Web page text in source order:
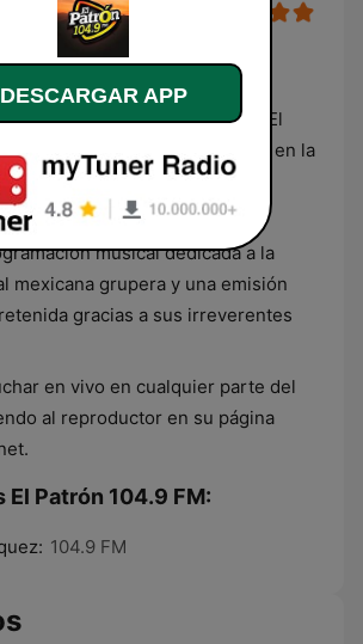
por su nombre comercial El
de radio que transmite en la
FM en Xalapa, Veracruz. Es
Oliva Radio.
musical dedicada a la
mexicana grupera y una emisión
gracias a sus irreverentes
en vivo en cualquier parte del
al reproductor en su página
El Patrón 104.9 FM:
104.9 FM
DESCARGAR APP